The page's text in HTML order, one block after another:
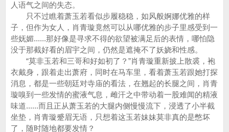
人语气之间的失态。
只不过瞧着萧玉若看似步履稳稳，如风般婀娜优雅的样
子，但作为女人，肖青璇竟然可以从哪优雅的步子里感受到一
些妩媚......那好像是寻求不得的欲望被满足后的表情，哪怕隐
没于那截好看的眉宇之间，仍然是遮掩不了妖娆和性感。
“莫非玉若和三哥和好如初了？”肖青璇重新披上散裘，袍
衣戴身，跟着走出萧府，同时在马车里，看着萧玉若跟她打探
消息，都是一些朝廷对寺庙的看法，在翘起的长腿之间，肖青
璇嗅到一些发情的蜜液气息，雌汗之中带动着一股难闻的精液
味道......而且正从萧玉若的大腿内侧慢慢流下，浸透了小半截
坐垫，肖青璇蹙眉无语，只想着这玉若妹妹莫非真的是憋坏
了，随时随地都要发情？